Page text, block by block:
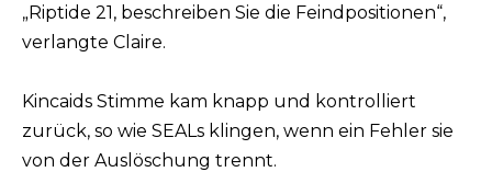
„Riptide 21, beschreiben Sie die Feindpositionen“,
verlangte Claire.
Kincaids Stimme kam knapp und kontrolliert
zurück, so wie SEALs klingen, wenn ein Fehler sie
von der Auslöschung trennt.